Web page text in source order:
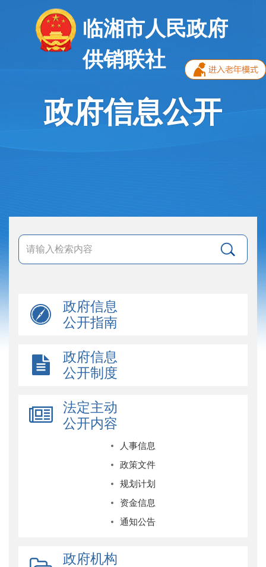
临湘市人民政府
供销联社
政府信息公开
政府信息
公开指南
政府信息
公开制度
法定主动
公开内容
人事信息
政策文件
规划计划
资金信息
通知公告
政府机构